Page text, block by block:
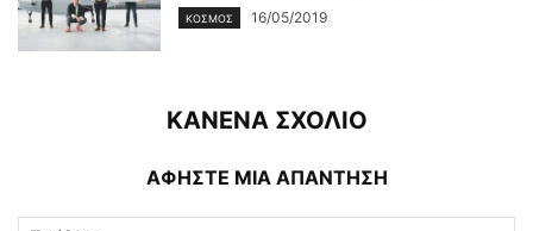
ΚΌΣΜΟΣ 16/05/2019
ΚΑΝΕΝΑ ΣΧΟΛΙΟ
ΑΦΗΣΤΕ ΜΙΑ ΑΠΑΝΤΗΣΗ